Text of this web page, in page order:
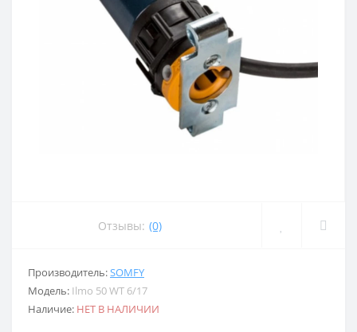
Отзывы: (0)
Производитель:SOMFY
Модель: Ilmo 50 WT 6/17
Наличие: НЕТ В НАЛИЧИИ